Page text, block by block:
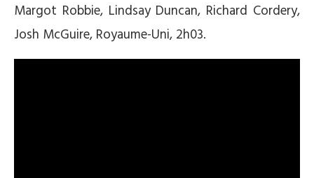
Margot Robbie, Lindsay Duncan, Richard Cordery,
Josh McGuire, Royaume-Uni, 2h03.